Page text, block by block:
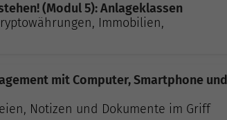
(Modul 5): Anlageklassen
Immobilien,
mit Computer, Smartphone und
Notizen und Dokumente im Griff